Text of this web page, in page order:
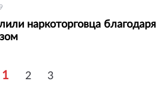
наркоторговца благодаря
1 2 3